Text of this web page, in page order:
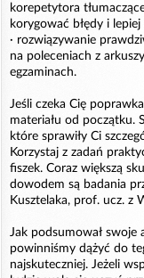
korepetytora
korygować błędy i
· rozwiązywanie
na poleceniach z
egzaminach.
Jeśli czeka Cię
materiału od początku.
które sprawiły Ci
Korzystaj z zadań
fiszek. Coraz większą
dowodem są badania
Kusztelaka, prof. ucz. z
Jak podsumował swoje
powinniśmy dążyć do
najskuteczniej. Jeżeli